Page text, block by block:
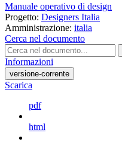
Manuale operativo di design
Progetto: Designers Italia
Amministrazione: italia
Cerca nel documento
Informazioni
versione-corrente
Scarica
pdf
html